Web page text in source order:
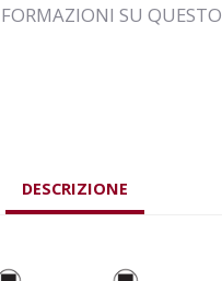
SU QUESTO
DESCRIZIONE